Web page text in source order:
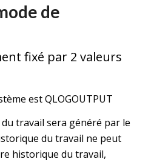
de
fixé par 2 valeurs
est QLOGOUTPUT
du travail sera généré par le
du travail ne peut
historique du travail,